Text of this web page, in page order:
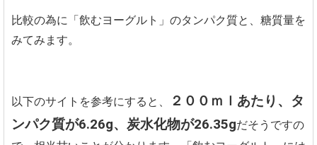
比較の為に「飲むヨーグルト」のタンパク質と、糖質量を
みてみます。
以下のサイトを参考にすると、
２００ｍｌあたり、タ
ンパク質が6.26g、炭水化物が26.35gだそうですの